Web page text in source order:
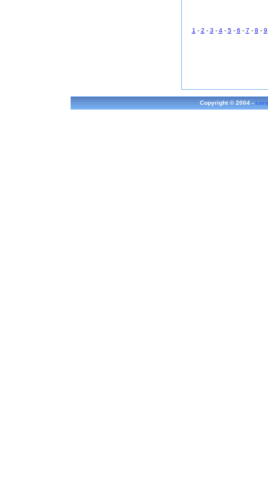
1 - 2 - 3 - 4- 5- 6 - 7 - 8 - 9
Copyright © 2004 -